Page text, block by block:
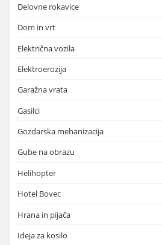
Delovne rokavice
Dom in vrt
Električna vozila
Elektroerozija
Garažna vrata
Gasilci
Gozdarska mehanizacija
Gube na obrazu
Helihopter
Hotel Bovec
Hrana in pijača
Ideja za kosilo